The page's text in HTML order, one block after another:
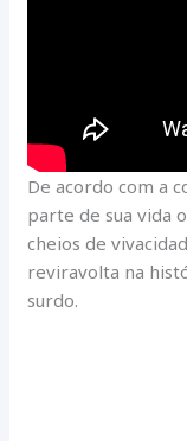
De acordo com a
parte de sua vida
cheios de
reviravolta na
surdo.